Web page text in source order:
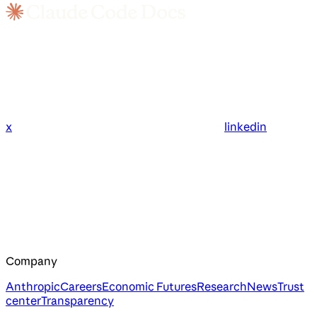
x linkedin
Company
AnthropicCareersEconomic FuturesResearchNewsTrust
centerTransparency